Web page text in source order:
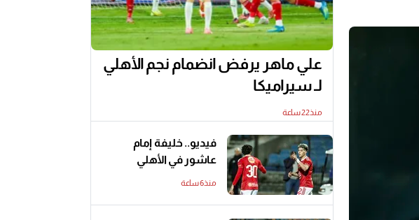
علي ماهر يرفض انضمام نجم الأهلي
لـ سيراميكا
منذ22 ساعة
فيديو.. خليفة إمام
عاشور في الأهلي
منذ6 ساعة